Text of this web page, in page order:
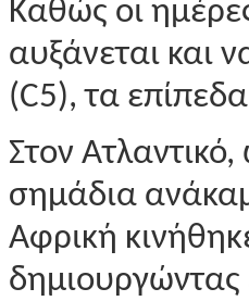
Καθώς οι
αυξάνεται και
(C5), τα
Στον
σημάδια
Αφρική
δημιουργώντας